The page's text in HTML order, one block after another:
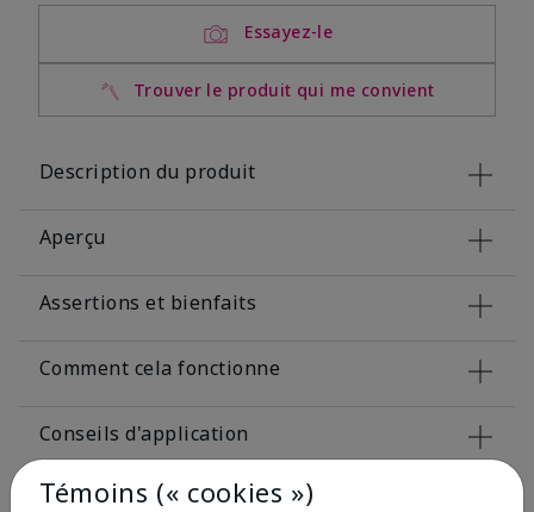
Essayez-le
Trouver le produit qui me convient
Description du produit
Aperçu
Assertions et bienfaits
Comment cela fonctionne
Conseils d'application
Témoins (« cookies »)